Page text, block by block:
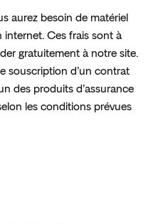
aurez besoin de matériel
internet. Ces frais sont à
gratuitement à notre site.
souscription d’un contrat
des produits d’assurance
les conditions prévues